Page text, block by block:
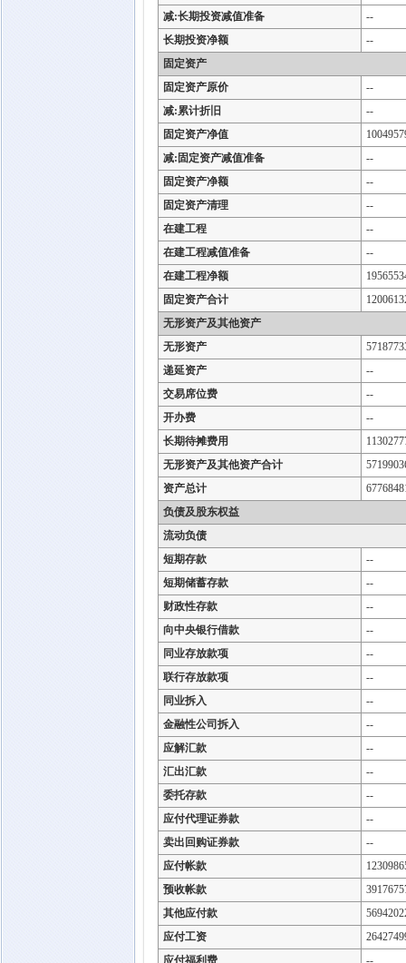
减:长期投资减值准备
--
长期投资净额
--
固定资产
固定资产原价
--
减:累计折旧
--
固定资产净值
减:固定资产减值准备
--
固定资产净额
--
固定资产清理
--
在建工程
--
在建工程减值准备
--
在建工程净额
固定资产合计
无形资产及其他资产
无形资产
递延资产
--
交易席位费
--
开办费
--
长期待摊费用
无形资产及其他资产合计
资产总计
负债及股东权益
流动负债
短期存款
--
短期储蓄存款
--
财政性存款
--
向中央银行借款
--
同业存放款项
--
联行存放款项
--
同业拆入
--
金融性公司拆入
--
应解汇款
--
汇出汇款
--
委托存款
--
应付代理证券款
--
卖出回购证券款
--
应付帐款
预收帐款
其他应付款
应付工资
应付福利费
--